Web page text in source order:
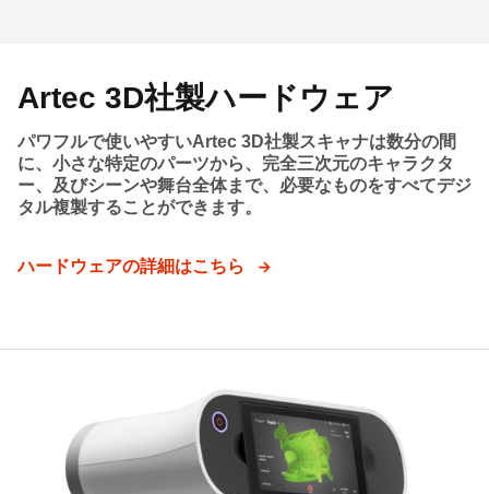
Artec 3D社製ハードウェア
パワフルで使いやすいArtec 3D社製スキャナは数分の間
に、小さな特定のパーツから、完全三次元のキャラクタ
ー、及びシーンや舞台全体まで、必要なものをすべてデジ
タル複製することができます。
ハードウェアの詳細はこちら